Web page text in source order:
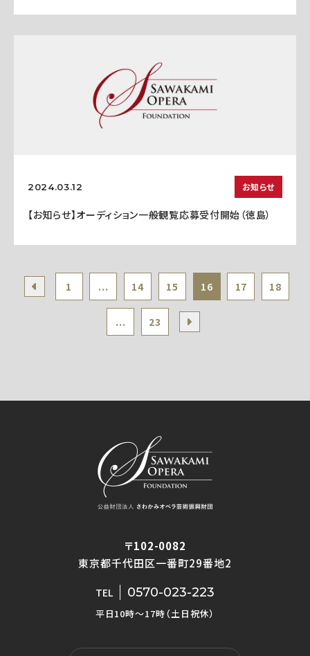
2024.03.12 お知らせ
【お知らせ】オーディション一般観覧応募受付開始（徳島）
1 ... 14 15 16 17 18
... 23
〒102-0082
東京都千代田区一番町29番地2
TEL 0570-023-223
平日10時〜17時（土日祝休）